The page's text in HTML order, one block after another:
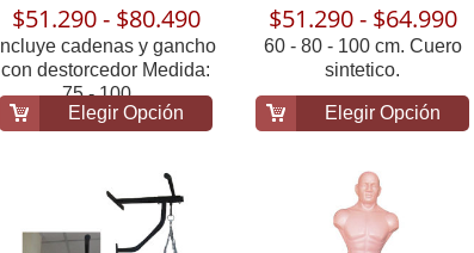
$51.290 - $80.490
Incluye cadenas y gancho
con destorcedor Medida:
75 - 100 ...
Elegir Opción
$51.290 - $64.990
60 - 80 - 100 cm. Cuero
sintetico.
Elegir Opción